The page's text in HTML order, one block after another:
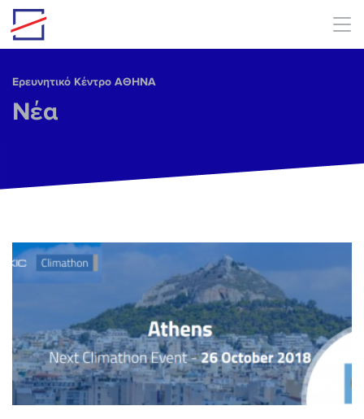
Skip to main content
Ερευνητικό Κέντρο ΑΘΗΝΑ
Νέα